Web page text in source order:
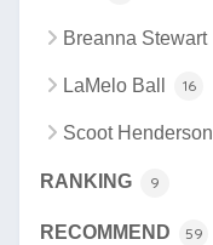
Breanna Stewart
LaMelo Ball 16
Scoot Henderson
RANKING 9
RECOMMEND 59